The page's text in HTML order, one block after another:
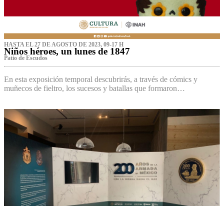
HASTA EL 27 DE AGOSTO DE 2023, 09-17 H
Niños héroes, un lunes de 1847
Patio de Escudos
En esta exposición temporal descubrirás, a través de cómics y
muñecos de fieltro, los sucesos y batallas que formaron…